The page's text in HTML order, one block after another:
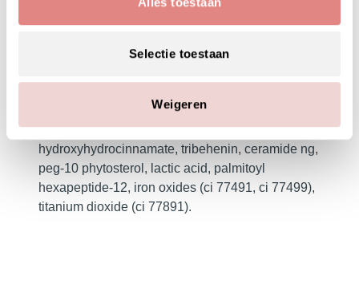
Selectie toestaan
Weigeren
borosilicate, silica silylate, kaolin,
acetate (vitamin e),tin oxide, c12-15 alkyl
benzoate, pentaerythrityl tetra-di-t-butyl-
hydroxyhydrocinnamate, tribehenin, ceramide ng,
peg-10 phytosterol, lactic acid, palmitoyl
hexapeptide-12, iron oxides (ci 77491, ci 77499),
titanium dioxide (ci 77891).